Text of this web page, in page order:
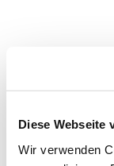
Diese Webseite
Wir verwenden